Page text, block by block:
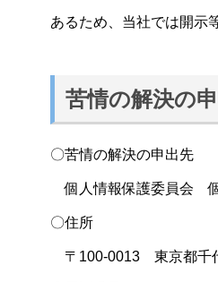
あるため、当社では開示
苦情の解決の
〇苦情の解決の申出先
個人情報保護委員会
〇住所
〒100-0013 東京都千